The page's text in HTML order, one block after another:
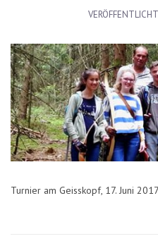
Turnier am Geisskopf, 17. Juni 2017